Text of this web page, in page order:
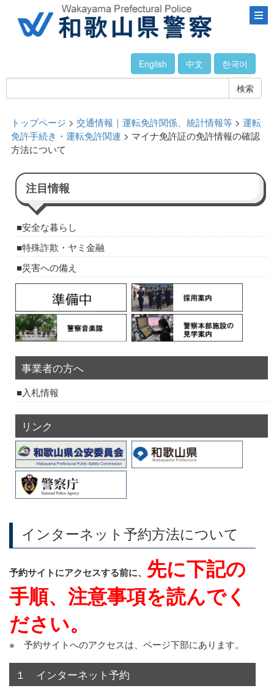
English 中文
한국어
検索
トップページ > 交通情報｜運転免許関係、統計情報等 > 運転
免許手続き・運転免許関連 > マイナ免許証の免許情報の確認
方法について
注目情報
安全な暮らし
特殊詐欺・ヤミ金融
災害への備え
事業者の方へ
入札情報
リンク
インターネット予約方法について
予約サイトにアクセスする前に、 先に下記の
手順、注意事項を読んでく
ださい。
※ 予約サイトへのアクセスは、ページ下部にあります。
１ インターネット予約